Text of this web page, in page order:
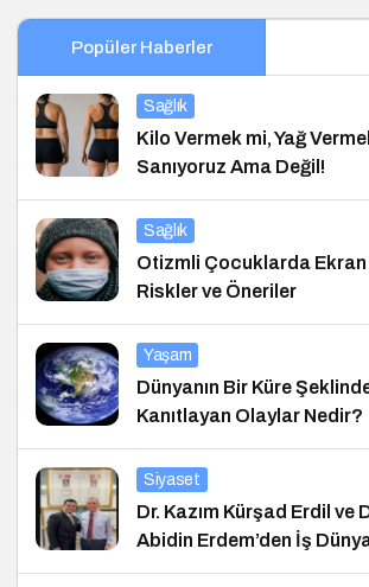
Popüler Haberler
Sağlık
Kilo Vermek mi, Yağ
Sanıyoruz Ama Değil!
Sağlık
Otizmli Çocuklarda Ekran
Riskler ve Öneriler
Yaşam
Dünyanın Bir Küre
Kanıtlayan Olaylar Nedir?
Siyaset
Dr. Kazım Kürşad Erdil ve
Abidin Erdem’den İş